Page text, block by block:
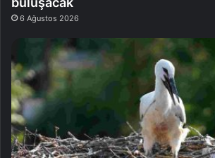
6 Ağustos 2026